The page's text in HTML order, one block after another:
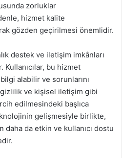
zorluklar
hizmet kalite
gözden geçirilmesi önemlidir.
destek ve iletişim imkânları
bu hizmet
alabilir ve sorunlarını
ve kişisel iletişim gibi
edilmesindeki başlıca
gelişmesiyle birlikte,
daha da etkin ve kullanıcı dostu